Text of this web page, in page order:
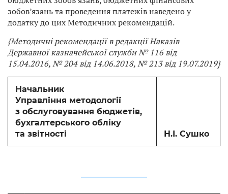
зобов’язань та проведення платежів наведено у
додатку до цих Методичних рекомендацій.
{Методичні рекомендації в редакції Наказів
Державної казначейської служби № 116 від
15.04.2016, № 204 від 14.06.2018, № 213 від 19.07.2019}
Начальник
Управління методології
з обслуговування бюджетів,
бухгалтерського обліку
та звітності
Н.І. Сушко